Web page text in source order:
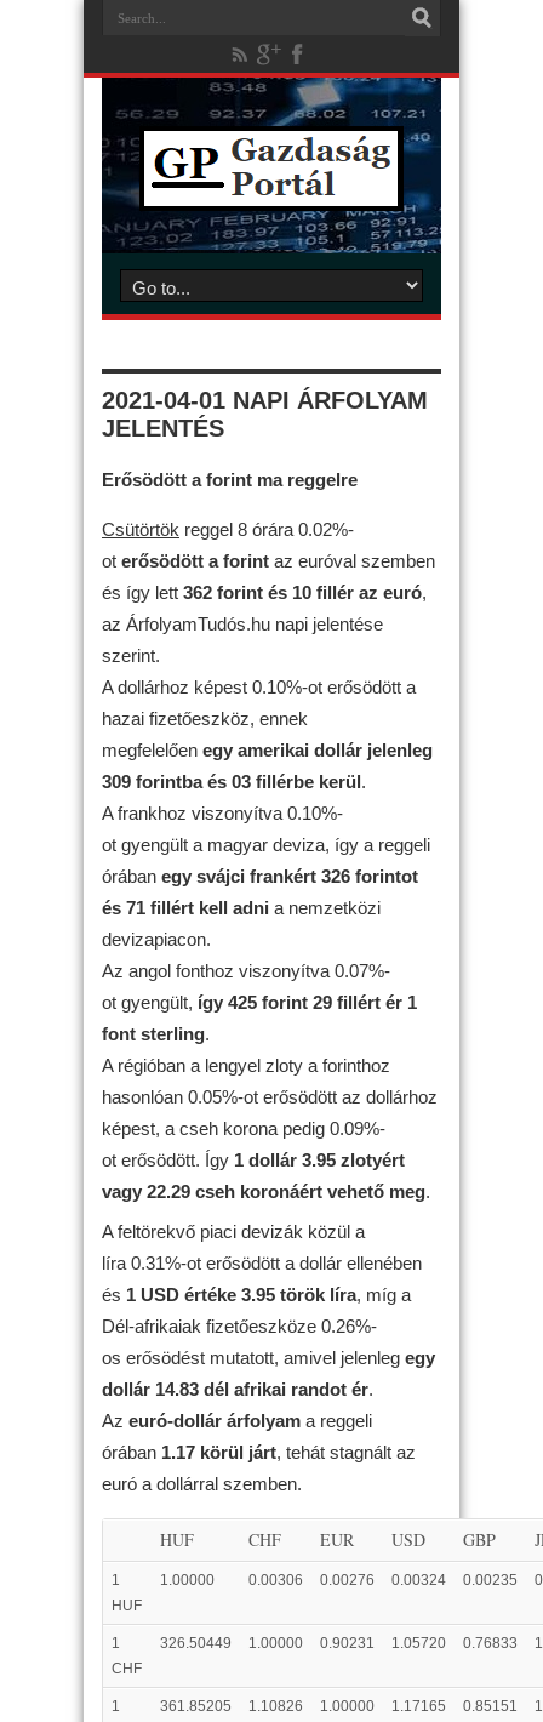
2021-04-01 NAPI ÁRFOLYAM
JELENTÉS
Erősödött a forint ma reggelre
Csütörtök reggel 8 órára 0.02%-
ot erősödött a forint az euróval szemben
és így lett 362 forint és 10 fillér az euró,
az ÁrfolyamTudós.hu napi jelentése
szerint.
A dollárhoz képest 0.10%-ot erősödött a
hazai fizetőeszköz, ennek
megfelelően egy amerikai dollár jelenleg
309 forintba és 03 fillérbe kerül.
A frankhoz viszonyítva 0.10%-
ot gyengült a magyar deviza, így a reggeli
órában egy svájci frankért 326 forintot
és 71 fillért kell adni a nemzetközi
devizapiacon.
Az angol fonthoz viszonyítva 0.07%-
ot gyengült, így 425 forint 29 fillért ér 1
font sterling.
A régióban a lengyel zloty a forinthoz
hasonlóan 0.05%-ot erősödött az dollárhoz
képest, a cseh korona pedig 0.09%-
ot erősödött. Így 1 dollár 3.95 zlotyért
vagy 22.29 cseh koronáért vehető meg.
A feltörekvő piaci devizák közül a
líra 0.31%-ot erősödött a dollár ellenében
és 1 USD értéke 3.95 török líra, míg a
Dél-afrikaiak fizetőeszköze 0.26%-
os erősödést mutatott, amivel jelenleg egy
dollár 14.83 dél afrikai randot ér.
Az euró-dollár árfolyam a reggeli
órában 1.17 körül járt, tehát stagnált az
euró a dollárral szemben.
HUF CHF EUR USD GBP
1
HUF
1.00000 0.00306 0.00276 0.00324 0.00235
1
CHF
326.50449 1.00000 0.90231 1.05720 0.76833
1
361.85205 1.10826 1.00000 1.17165 0.85151